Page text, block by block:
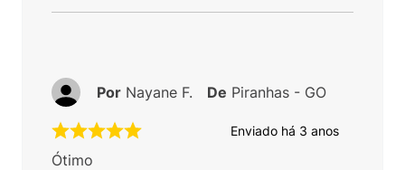
Enviado há 3 anos
Ótimo
Por Nayane F. De Piranhas - GO